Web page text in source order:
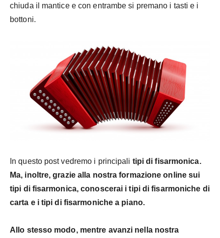
chiuda il mantice e con entrambe si premano i tasti e i
bottoni.
In questo post vedremo i principali tipi di fisarmonica.
Ma, inoltre, grazie alla nostra formazione online sui
tipi di fisarmonica, conoscerai i tipi di fisarmoniche di
carta e i tipi di fisarmoniche a piano.
Allo stesso modo, mentre avanzi nella nostra